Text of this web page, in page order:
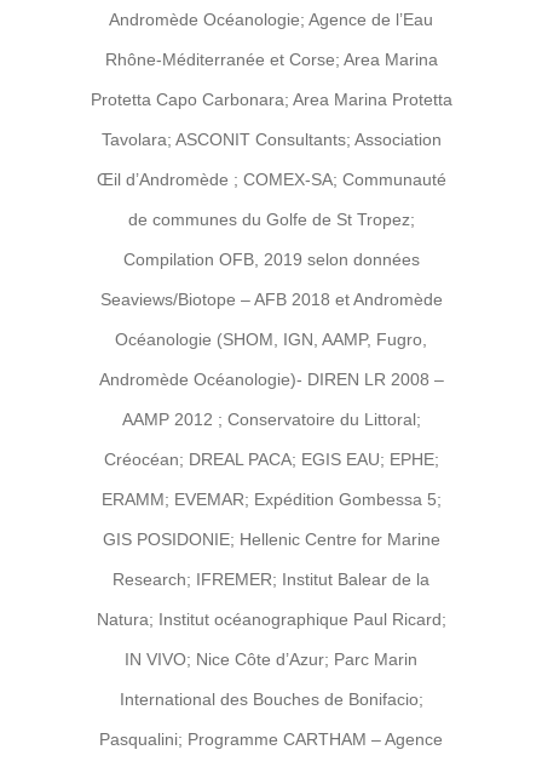
Andromède Océanologie; Agence de l’Eau
Rhône-Méditerranée et Corse; Area Marina
Protetta Capo Carbonara; Area Marina Protetta
Tavolara; ASCONIT Consultants; Association
Œil d’Andromède ; COMEX-SA; Communauté
de communes du Golfe de St Tropez;
Compilation OFB, 2019 selon données
Seaviews/Biotope – AFB 2018 et Andromède
Océanologie (SHOM, IGN, AAMP, Fugro,
Andromède Océanologie)- DIREN LR 2008 –
AAMP 2012 ; Conservatoire du Littoral;
Créocéan; DREAL PACA; EGIS EAU; EPHE;
ERAMM; EVEMAR; Expédition Gombessa 5;
GIS POSIDONIE; Hellenic Centre for Marine
Research; IFREMER; Institut Balear de la
Natura; Institut océanographique Paul Ricard;
IN VIVO; Nice Côte d’Azur; Parc Marin
International des Bouches de Bonifacio;
Pasqualini; Programme CARTHAM – Agence